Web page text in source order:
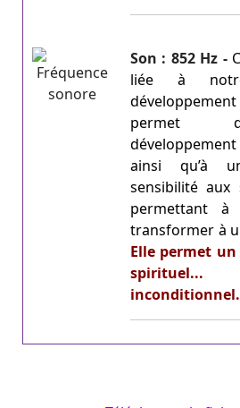
Son : 852 Hz -
liée à
permet
ainsi qu’à
sensibilité
permettant
transformer à
Elle permet
inconditionnel.